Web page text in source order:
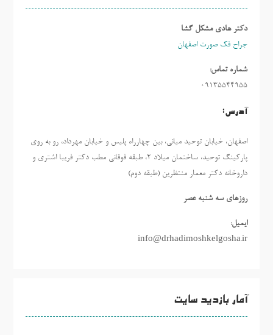
دکتر هادی مشکل گشا
جراح فک صورت اصفهان
شماره تماس:
09135544955
آدرس:
اصفهان، خیابان توحید میانی، بین چهارراه پلیس و خیابان مهرداد، رو به روی
پارکینگ توحید، ساختمان میلاد ٢، طبقه فوقانی مطب دکتر فریبا اشتری و
داروخانه دکتر معمار منتظرین (طبقه دوم)
روزهاي سه شنبه عصر
ایمیل:
info@drhadimoshkelgosha.ir
آمار بازدید سایت